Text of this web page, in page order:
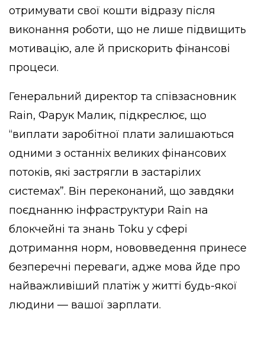
отримувати свої кошти відразу після
виконання роботи, що не лише підвищить
мотивацію, але й прискорить фінансові
процеси.
Генеральний директор та співзасновник
Rain, Фарук Малик, підкреслює, що
“виплати заробітної плати залишаються
одними з останніх великих фінансових
потоків, які застрягли в застарілих
системах”. Він переконаний, що завдяки
поєднанню інфраструктури Rain на
блокчейні та знань Toku у сфері
дотримання норм, нововведення принесе
безперечні переваги, адже мова йде про
найважливіший платіж у житті будь-якої
людини — вашої зарплати.